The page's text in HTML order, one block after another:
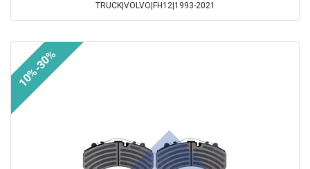
TRUCK|VOLVO|FH12|1993-2021
TRUCK|VOLVO|FH16|1993-2021
TRUCK|VOLVO|FM10|1998-2001
TRUCK|SCANIA|3 Series Truck|1987-1996
TRUCK|IVECO|Eurocargo I|1991-2003
TRUCK|IVECO|Eurostar|1992-2002
10%-30%